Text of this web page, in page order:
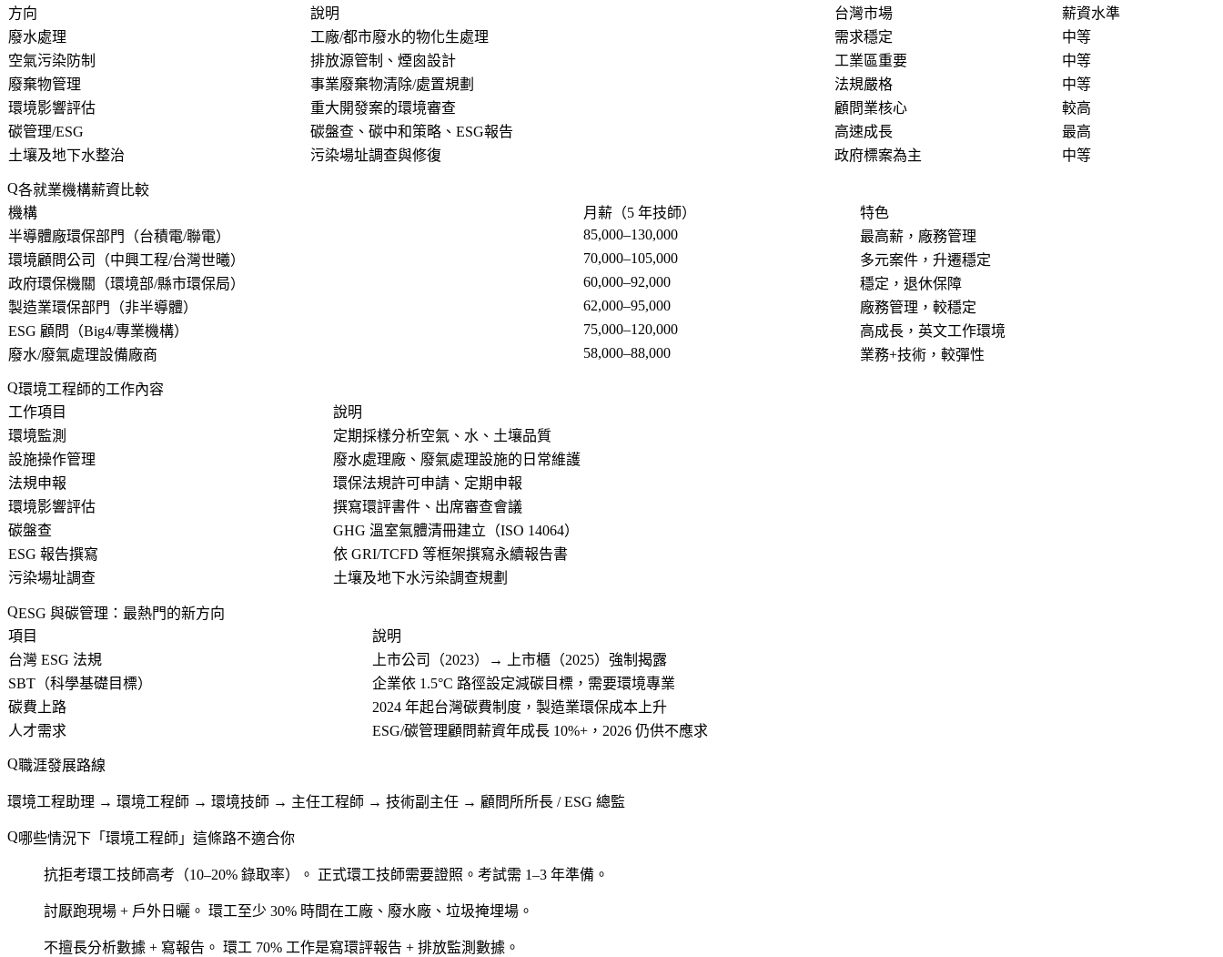
方向 說明 台灣市場
薪資水準
廢水處理
工廠/都市廢水的物化生處理 需求穩定
中等
空氣污染防制
排放源管制、煙囪設計 工業區重要
中等
廢棄物管理
事業廢棄物清除/處置規劃 法規嚴格
中等
環境影響評估
重大開發案的環境審查 顧問業核心
較高
碳管理/ESG
碳盤查、碳中和策略、ESG報告 高速成長
最高
土壤及地下水整治
污染場址調查與修復 政府標案為主 中等
各就業機構薪資比較
機構
月薪（5 年技師）
特色
半導體廠環保部門（台積電/聯電）
85,000–130,000
最高薪，廠務管理
環境顧問公司（中興工程/台灣世曦）
70,000–105,000
多元案件，升遷穩定
政府環保機關（環境部/縣市環保局）
60,000–92,000
穩定，退休保障
製造業環保部門（非半導體）
62,000–95,000
廠務管理，較穩定
ESG 顧問（Big4/專業機構）
75,000–120,000
高成長，英文工作環境
廢水/廢氣處理設備廠商
58,000–88,000 業務+技術，較彈性
環境工程師的工作內容
工作項目
說明
環境監測
定期採樣分析空氣、水、土壤品質
設施操作管理
廢水處理廠、廢氣處理設施的日常維護
法規申報
環保法規許可申請、定期申報
環境影響評估
撰寫環評書件、出席審查會議
碳盤查
GHG 溫室氣體清冊建立（ISO 14064）
ESG 報告撰寫
依 GRI/TCFD 等框架撰寫永續報告書
污染場址調查
土壤及地下水污染調查規劃
ESG 與碳管理：最熱門的新方向
項目
說明
台灣 ESG 法規
上市公司（2023）→ 上市櫃（2025）強制揭露
SBT（科學基礎目標）
企業依 1.5°C 路徑設定減碳目標，需要環境專業
碳費上路
2024 年起台灣碳費制度，製造業環保成本上升
人才需求
ESG/碳管理顧問薪資年成長 10%+，2026 仍供不應求
職涯發展路線
環境工程助理 → 環境工程師 → 環境技師 → 主任工程師 → 技術副主任 → 顧問所所長 / ESG 總監
哪些情況下「環境工程師」這條路不適合你
抗拒考環工技師高考（10–20% 錄取率）。 正式環工技師需要證照。考試需 1–3 年準備。
討厭跑現場 + 戶外日曬。 環工至少 30% 時間在工廠、廢水廠、垃圾掩埋場。
不擅長分析數據 + 寫報告。 環工 70% 工作是寫環評報告 + 排放監測數據。